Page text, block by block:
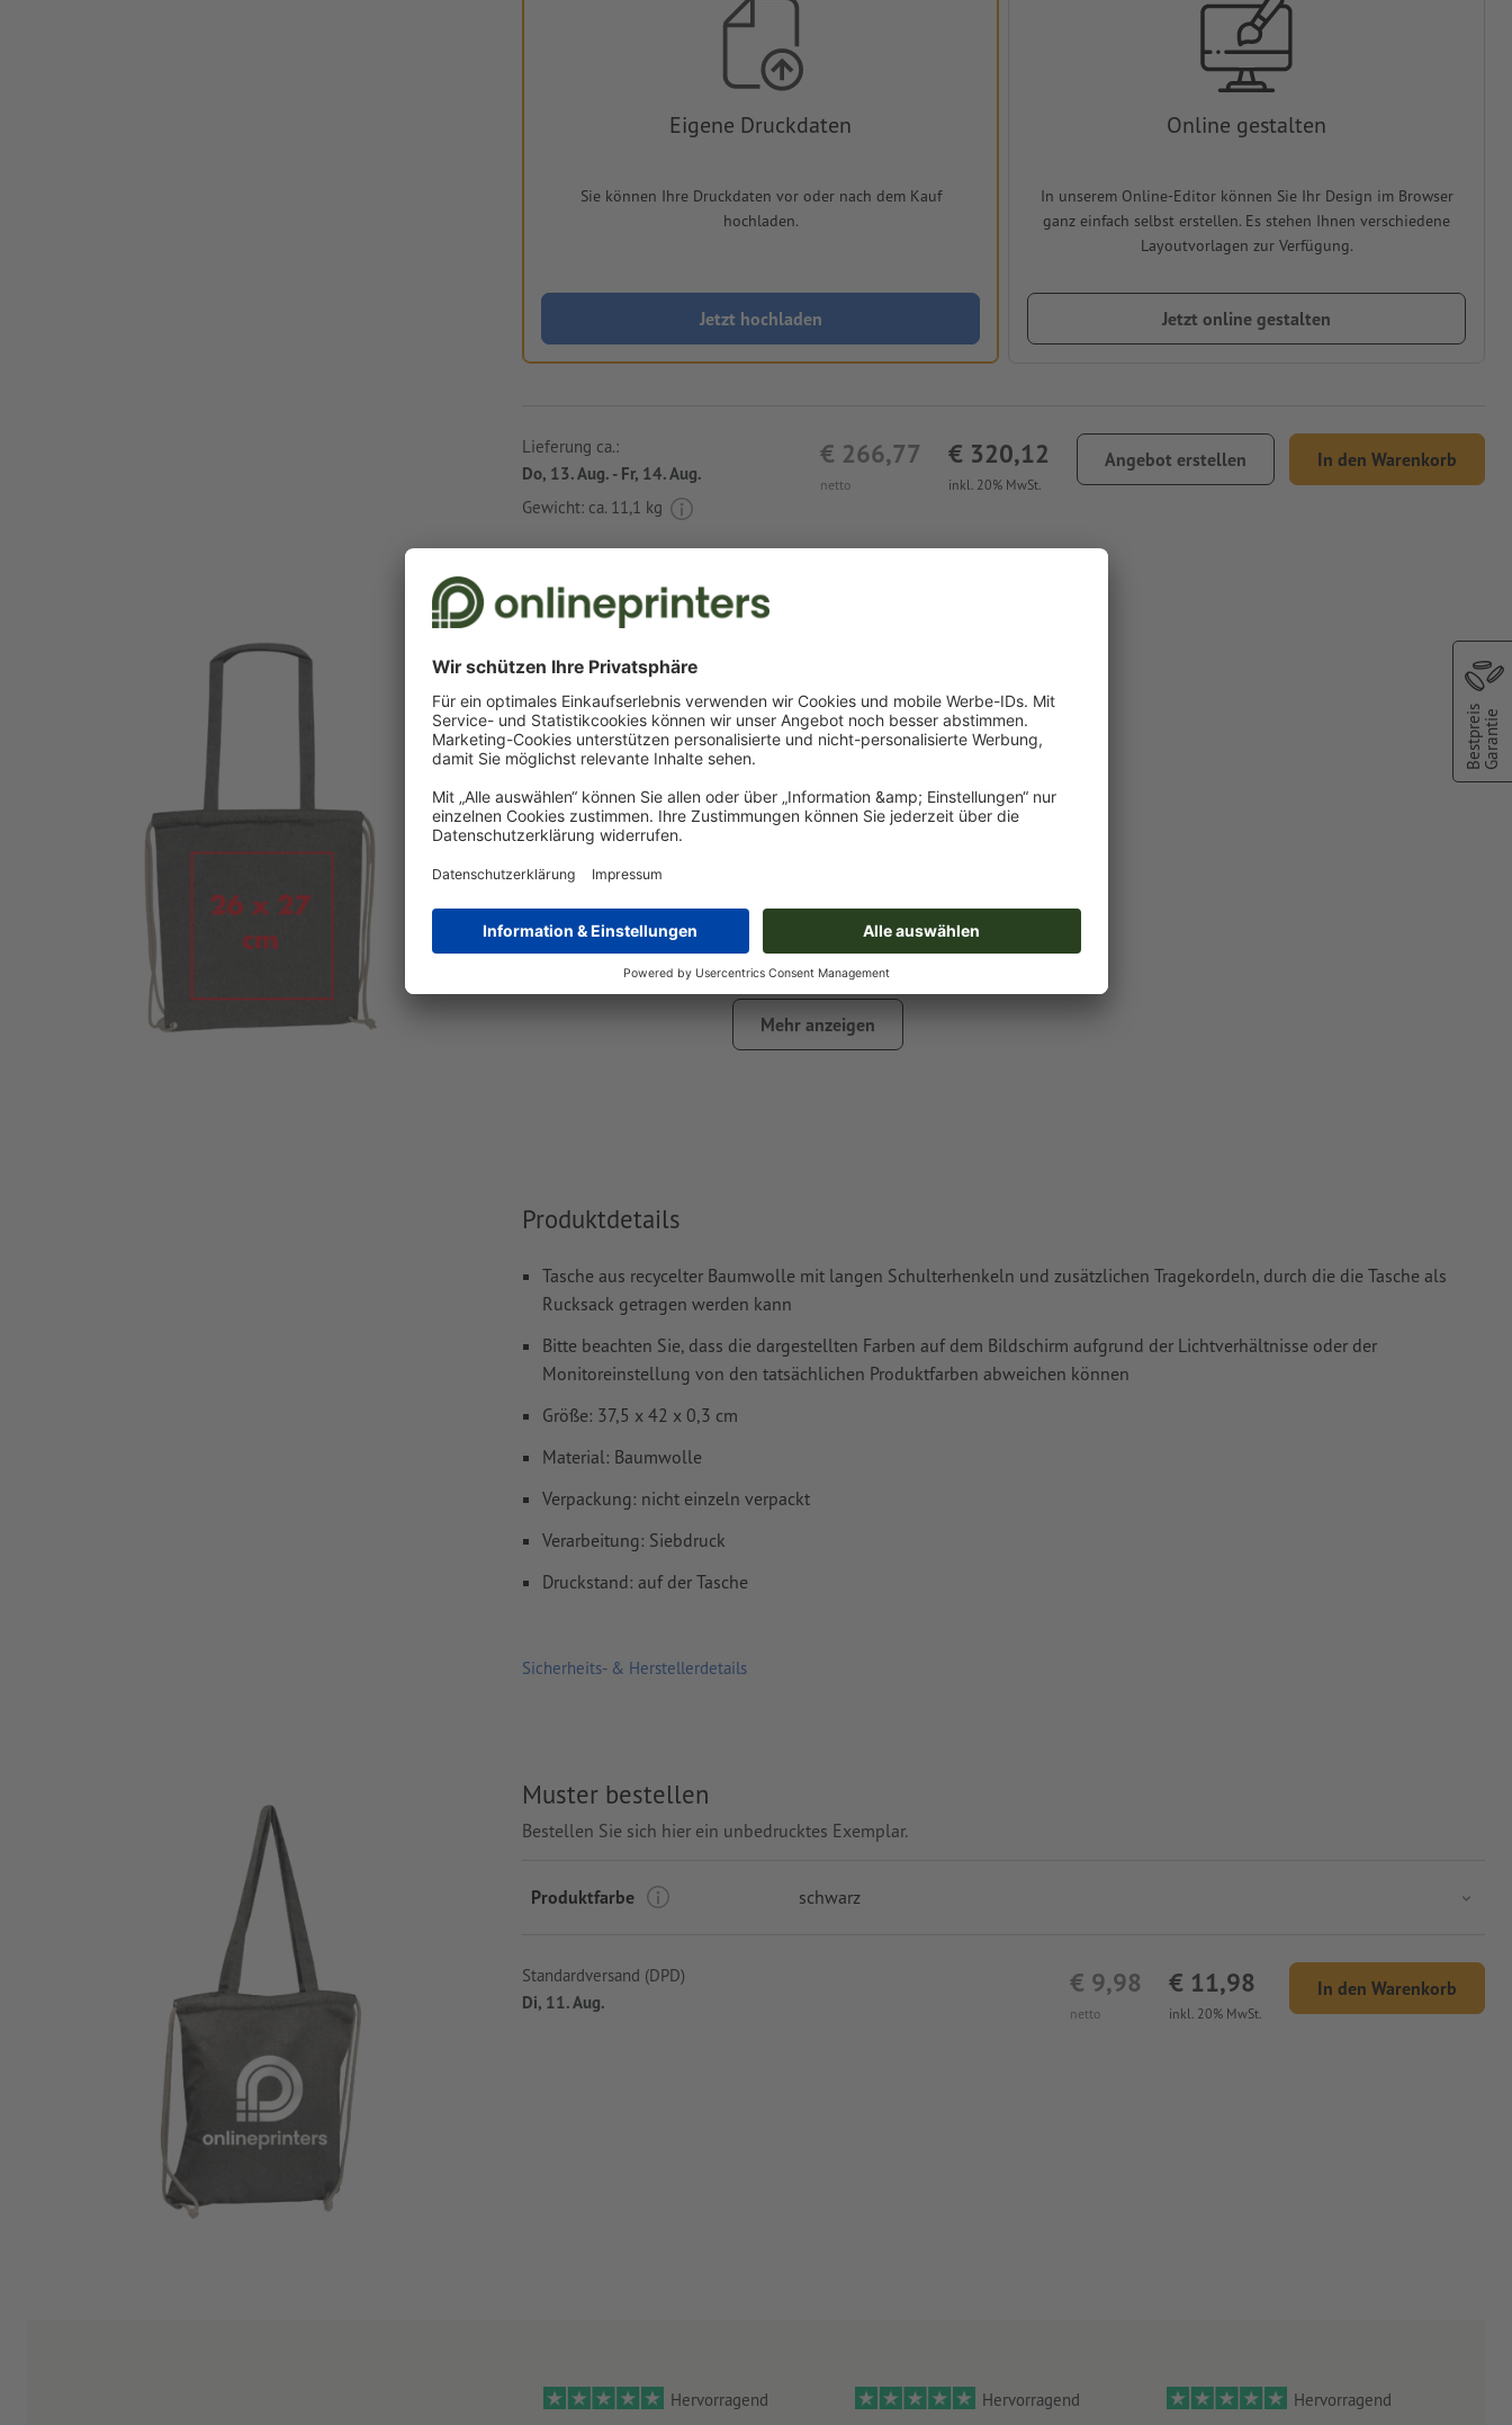
Eigene Druckdaten
Sie können Ihre Druckdaten vor oder nach dem Kauf
hochladen.
Jetzt hochladen
Online gestalten
In unserem Online-Editor können Sie Ihr Design im Browser
ganz einfach selbst erstellen. Es stehen Ihnen verschiedene
Layoutvorlagen zur Verfügung.
Jetzt online gestalten
netto
€ 266,77
inkl. 20% MwSt.
€ 320,12 Angebot erstellen In den Warenkorb
Lieferung ca.:
Do, 13. Aug. - Fr, 14. Aug.
Gewicht: ca. 11,1 kg
Druckdatenhinweise Baumwolltasche Addison
Datenformat : 26 x 27 cm
Besonderheiten bei der Druckdatenerstellung:
das Produkt ist mit einer
(Pantone FORMULA GUIDE Solid Coated, außer Metallic und
Neonfarben) )
das Trägermaterial kann beim
Das druckfertige PDF darf nur Vektoren enthalten; JPEG- oder TIFF-
Bilder und -Vorlagen sind nicht geeignet
Weitere Informationen und Tipps zuVektordaten
Rechtschreib- und Satzfehlerwerden von uns nicht geprüft
Mehr anzeigen
Produktdetails
Tasche aus recycelter Baumwolle mit langen Schulterhenkeln und zusätzlichen Tragekordeln, durch die die Tasche als
Rucksack getragen werden kann
Bitte beachten Sie, dass die dargestellten Farben auf dem Bildschirm aufgrund der Lichtverhältnisse oder der
Monitoreinstellung von den tatsächlichen Produktfarben abweichen können
Größe: 37,5 x 42 x 0,3 cm
Material: Baumwolle
Verpackung: nicht einzeln verpackt
Verarbeitung: Siebdruck
Druckstand: auf der Tasche
Sicherheits- & Herstellerdetails
Muster bestellen
Bestellen Sie sich hier ein unbedrucktes Exemplar.
Produktfarbe schwarz
netto
€ 9,98
inkl. 20% MwSt.
€ 11,98 In den Warenkorb
Standardversand (DPD)
Di, 11. Aug.
Hervorragend Hervorragend Hervorragend
BestpreisGarantie